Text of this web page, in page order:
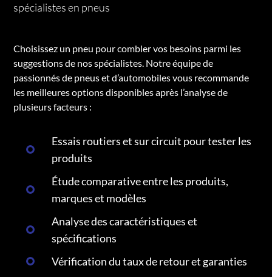
spécialistes en pneus
Choisissez un pneu pour combler vos besoins parmi les
suggestions de nos spécialistes. Notre équipe de
passionnés de pneus et d’automobiles vous recommande
les meilleures options disponibles après l’analyse de
plusieurs facteurs :
Essais routiers et sur circuit pour tester les
produits
Étude comparative entre les produits,
marques et modèles
Analyse des caractéristiques et
spécifications
Vérification du taux de retour et garanties